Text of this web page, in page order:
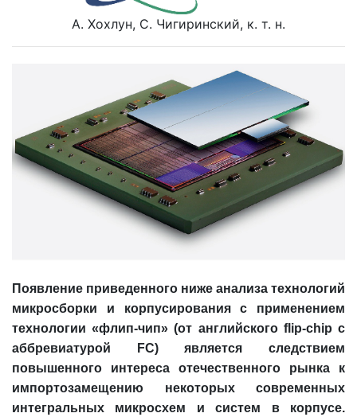
А. Хохлун, С. Чигиринский, к. т. н.
Появление приведенного ниже анализа технологий
микросборки и корпусирования с применением
технологии «флип-чип» (от английского flip-chip с
аббревиатурой FC) является следствием
повышенного интереса отечественного рынка к
импортозамещению некоторых современных
интегральных микросхем и систем в корпусе.